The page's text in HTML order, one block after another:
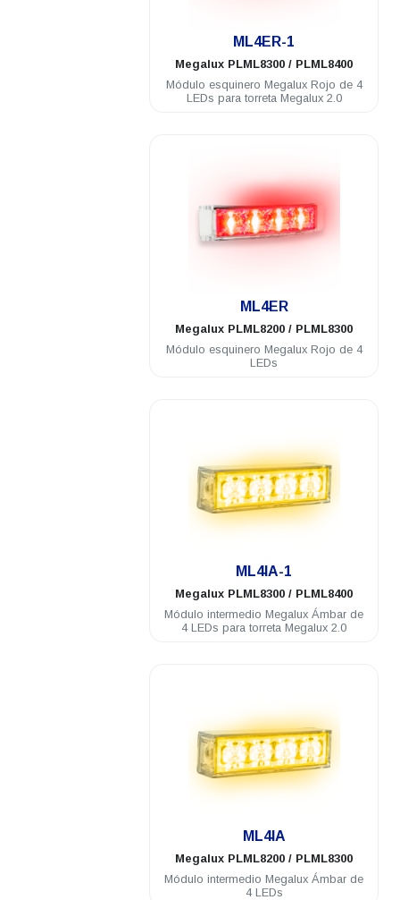
ML4ER-1
Megalux PLML8300 / PLML8400
Módulo esquinero Megalux Rojo de 4
LEDs para torreta Megalux 2.0
ML4ER
Megalux PLML8200 / PLML8300
Módulo esquinero Megalux Rojo de 4
LEDs
ML4IA-1
Megalux PLML8300 / PLML8400
Módulo intermedio Megalux Ámbar de
4 LEDs para torreta Megalux 2.0
ML4IA
Megalux PLML8200 / PLML8300
Módulo intermedio Megalux Ámbar de
4 LEDs